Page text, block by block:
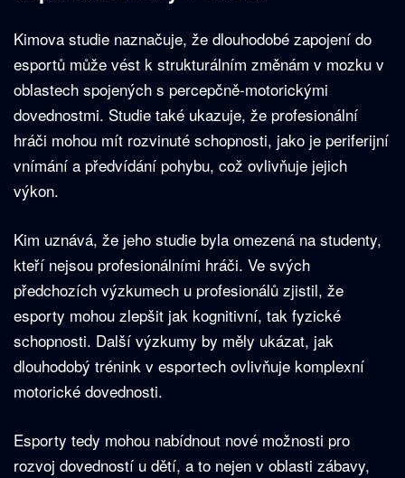
Kimova studie naznačuje, že dlouhodobé zapojení do
esportů může vést k strukturálním změnám v mozku v
oblastech spojených s percepčně-motorickými
dovednostmi. Studie také ukazuje, že profesionální
hráči mohou mít rozvinuté schopnosti, jako je periferijní
vnímání a předvídání pohybu, což ovlivňuje jejich
výkon.
Kim uznává, že jeho studie byla omezená na studenty,
kteří nejsou profesionálními hráči. Ve svých
předchozích výzkumech u profesionálů zjistil, že
esporty mohou zlepšit jak kognitivní, tak fyzické
schopnosti. Další výzkumy by měly ukázat, jak
dlouhodobý trénink v esportech ovlivňuje komplexní
motorické dovednosti.
Esporty tedy mohou nabídnout nové možnosti pro
rozvoj dovedností u dětí, a to nejen v oblasti zábavy,